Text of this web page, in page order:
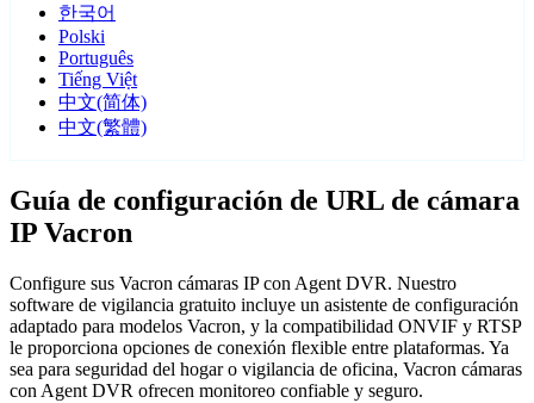
한국어
Polski
Português
Tiếng Việt
中文(简体)
中文(繁體)
Guía de configuración de URL de cámara
IP Vacron
Configure sus Vacron cámaras IP con Agent DVR. Nuestro
software de vigilancia gratuito incluye un asistente de configuración
adaptado para modelos Vacron, y la compatibilidad ONVIF y RTSP
le proporciona opciones de conexión flexible entre plataformas. Ya
sea para seguridad del hogar o vigilancia de oficina, Vacron cámaras
con Agent DVR ofrecen monitoreo confiable y seguro.